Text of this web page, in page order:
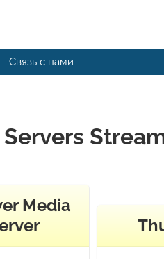
Связь с нами
Media